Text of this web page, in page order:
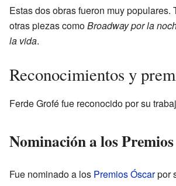
Estas dos obras fueron muy populares.
otras piezas comoBroadway por la
la vida.
Reconocimientos y
Ferde Grofé fue reconocido por su
Nominación a los
Fue nominado a los Premios Óscarpor